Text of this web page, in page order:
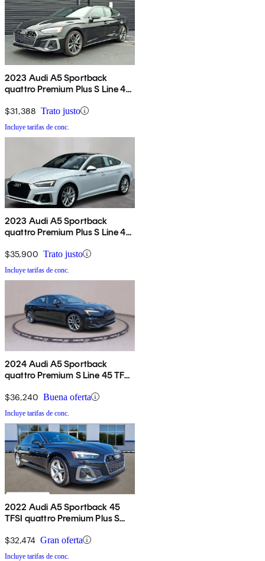
2023 Audi A5 Sportback
quattro Premium Plus S Line 45
$31,388 Trato justo
Incluye tarifas de conc.
2023 Audi A5 Sportback
quattro Premium Plus S Line 45
$35,900 Trato justo
Incluye tarifas de conc.
2024 Audi A5 Sportback
quattro Premium S Line 45 TFSI
$36,240 Buena oferta
Incluye tarifas de conc.
2022 Audi A5 Sportback 45
TFSI quattro Premium Plus S
$32,474 Gran oferta
Incluye tarifas de conc.